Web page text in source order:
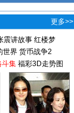
更多>>
震讲故事 红楼梦
世界 货币战争2
斗集 福彩3D走势图